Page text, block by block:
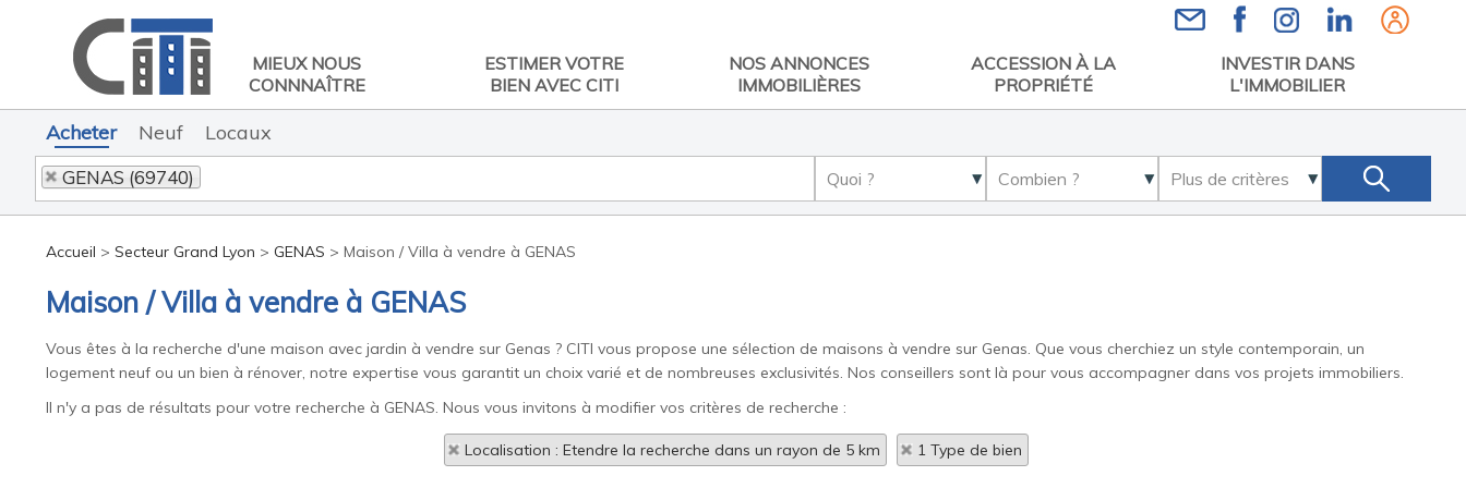
MIEUX NOUS
CONNNAÎTRE
ESTIMER VOTRE
BIEN AVEC CITI
NOS ANNONCES
IMMOBILIÈRES
ACCESSION À LA
PROPRIÉTÉ
INVESTIR DANS
L'IMMOBILIER
Acheter Neuf Locaux
GENAS (69740)
Accueil > Secteur Grand Lyon > GENAS > Maison / Villa à vendre à GENAS
Maison / Villa à vendre à GENAS
Vous êtes à la recherche d'une maison avec jardin à vendre sur Genas ? CITI vous propose une sélection de maisons à vendre sur Genas. Que vous cherchiez un style contemporain, un
logement neuf ou un bien à rénover, notre expertise vous garantit un choix varié et de nombreuses exclusivités. Nos conseillers sont là pour vous accompagner dans vos projets immobiliers.
Il n'y a pas de résultats pour votre recherche à GENAS. Nous vous invitons à modifier vos critères de recherche :
Localisation : Etendre la recherche dans un rayon de 5 km 1 Type de bien